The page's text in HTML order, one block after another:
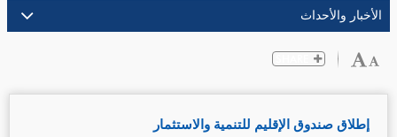
إطلاق صندوق الإقليم للتنمية والاستثمار